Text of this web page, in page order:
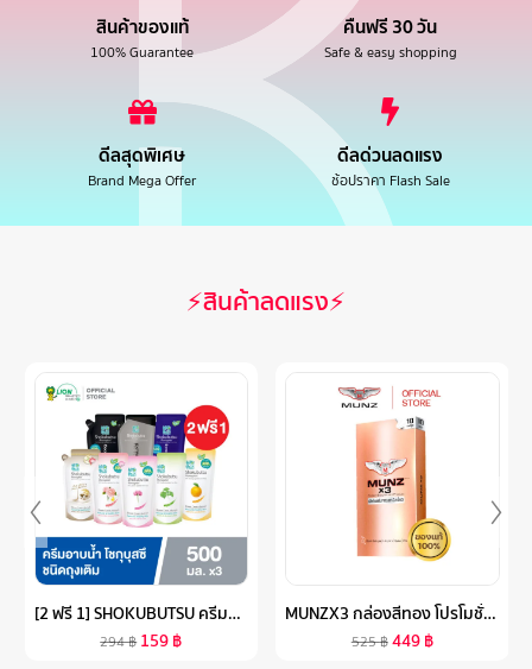
สินค้าของแท้
100% Guarantee
คืนฟรี 30 วัน
Safe & easy shopping
ดีลสุดพิเศษ
Brand Mega Offer
ดีลด่วนลดแรง
ช้อปราคา Flash Sale
⚡สินค้าลดแรง⚡
[2 ฟรี 1] SHOKUBUTSU ครีมอาบน้ำ โชกุบุสซึ รีฟิล ถุงเติม 500 มล. (เลือกสูตร)
294฿ 159฿
MUNZX3 กล่องสีทอง โปรโมชั่น1กล่องใหม่ (10 แคปซูล ) 1 กล่อง อาหารเสริมสำหรับผู้ชาย
525฿449฿